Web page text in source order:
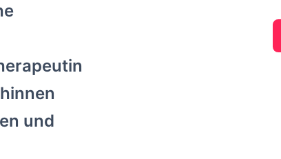
und